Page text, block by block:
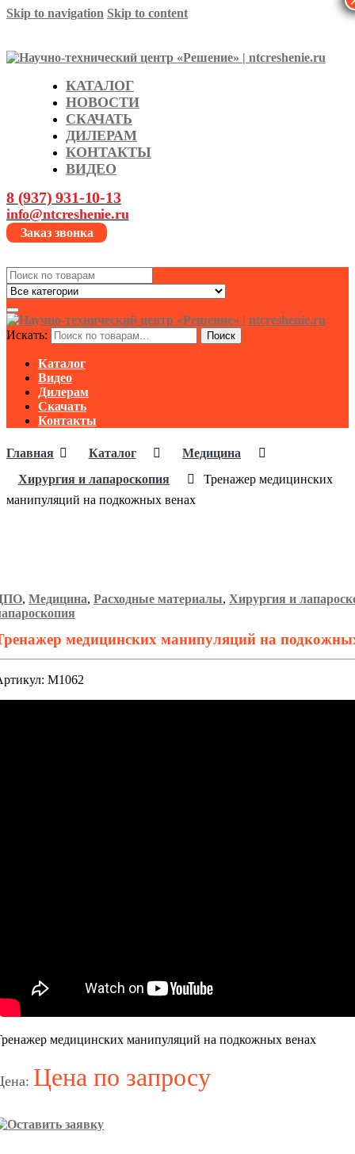
Skip to navigation Skip to content
КАТАЛОГ
НОВОСТИ
СКАЧАТЬ
ДИЛЕРАМ
КОНТАКТЫ
ВИДЕО
8 (937) 931-10-13
info@ntcreshenie.ru
Заказ звонка
Search
for:
Искать: Поиск
Каталог
Видео
Дилерам
Скачать
Контакты
Главная Каталог
Медицина
Хирургия и лапароскопия
Тренажер медицинских
манипуляций на подкожных венах
, Медицина, Расходные материалы, Хирургия и
медицинских манипуляций на
М1062
медицинских манипуляций на подкожных венах
Цена по запросу